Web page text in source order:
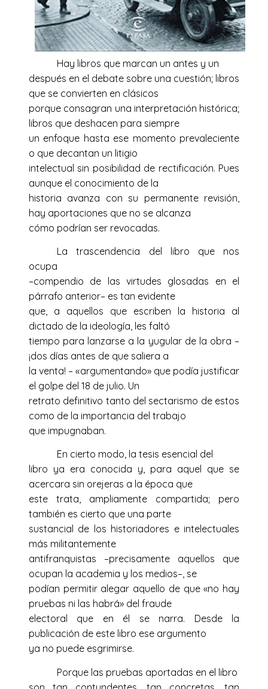
Hay libros que marcan un antes y un
después en el debate sobre una cuestión; libros
que se convierten en clásicos
porque consagran una interpretación histórica;
libros que deshacen para siempre
un enfoque hasta ese momento prevaleciente
o que decantan un litigio
intelectual sin posibilidad de rectificación. Pues
aunque el conocimiento de la
historia avanza con su permanente revisión,
hay aportaciones que no se alcanza
cómo podrían ser revocadas.
La trascendencia del libro que nos
ocupa
–compendio de las virtudes glosadas en el
párrafo anterior– es tan evidente
que, a aquellos que escriben la historia al
dictado de la ideología, les faltó
tiempo para lanzarse a la yugular de la obra –
¡dos días antes de que saliera a
la venta! – «argumentando» que podía justificar
el golpe del 18 de julio. Un
retrato definitivo tanto del sectarismo de estos
como de la importancia del trabajo
que impugnaban.
En cierto modo, la tesis esencial del
libro ya era conocida y, para aquel que se
acercara sin orejeras a la época que
este trata, ampliamente compartida; pero
también es cierto que una parte
sustancial de los historiadores e intelectuales
más militantemente
antifranquistas –precisamente aquellos que
ocupan la academia y los medios–, se
podían permitir alegar aquello de que «no hay
pruebas ni las habrá» del fraude
electoral que en él se narra. Desde la
publicación de este libro ese argumento
ya no puede esgrimirse.
Porque las pruebas aportadas en el libro